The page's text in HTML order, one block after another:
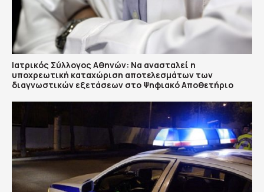
Ιατρικός Σύλλογος Αθηνών: Να ανασταλεί η
υποχρεωτική καταχώριση αποτελεσμάτων των
διαγνωστικών εξετάσεων στο Ψηφιακό Αποθετήριο